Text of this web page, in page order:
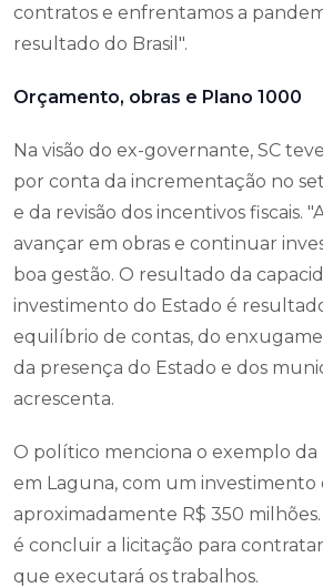
contratos e enfrentamos a
resultado do Brasil".
Orçamento, obras e Plano 1000
Na visão do ex-governante, SC
por conta da incrementação no
e da revisão dos incentivos fiscais.
avançar em obras e continuar
boa gestão. O resultado da
investimento do Estado é
equilíbrio de contas, do
da presença do Estado e dos
acrescenta.
O político menciona o exemplo
em Laguna, com um investimento
aproximadamente R$ 350
é concluir a licitação para
que executará os trabalhos.